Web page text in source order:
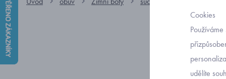
Cookies
udělíte